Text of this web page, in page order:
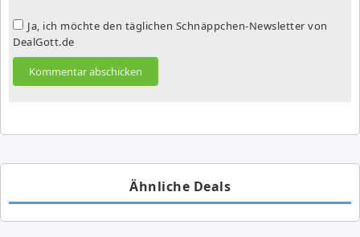
Ja, ich möchte den täglichen Schnäppchen-Newsletter von
DealGott.de
Ähnliche Deals